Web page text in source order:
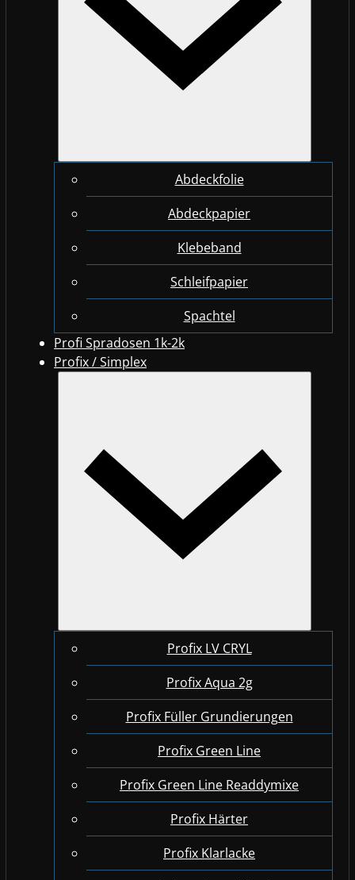
Abdeckfolie
Abdeckpapier
Klebeband
Schleifpapier
Spachtel
Profi Spradosen 1k-2k
Profix / Simplex
Profix LV CRYL
Profix Aqua 2g
Profix Füller Grundierungen
Profix Green Line
Profix Green Line Readdymixe
Profix Härter
Profix Klarlacke